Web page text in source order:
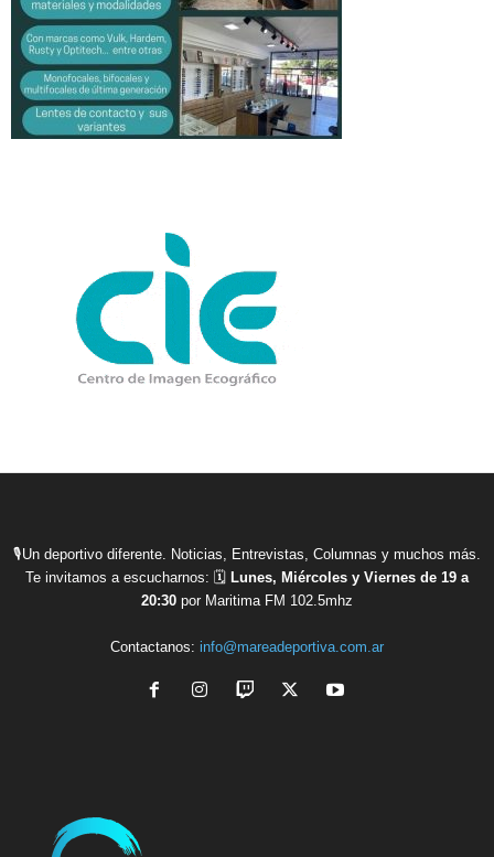
🎙Un deportivo diferente. Noticias, Entrevistas, Columnas y muchos más.
Te invitamos a escucharnos: 🗓 Lunes, Miércoles y Viernes de 19 a
20:30 por Maritima FM 102.5mhz
Contactanos: info@mareadeportiva.com.ar